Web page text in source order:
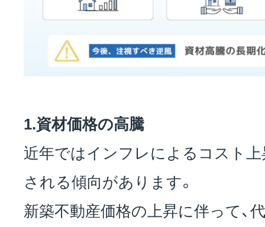
1.資材価格の高騰
近年ではインフレによるコスト
される傾向があります。
新築不動産価格の上昇に伴って、